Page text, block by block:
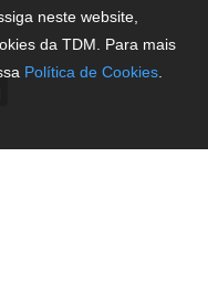
neste website,
da TDM. Para mais
Política de Cookies